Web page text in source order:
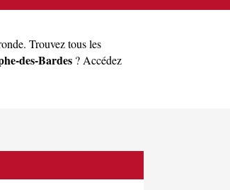
. Trouvez tous les
des-Bardes ? Accédez